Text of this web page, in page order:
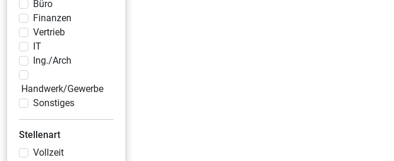
Büro
Finanzen
Vertrieb
IT
Ing./Arch
Handwerk/Gewerbe
Sonstiges
Stellenart
Vollzeit